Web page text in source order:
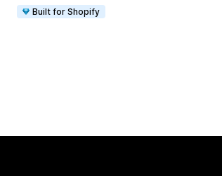
Built for Shopify